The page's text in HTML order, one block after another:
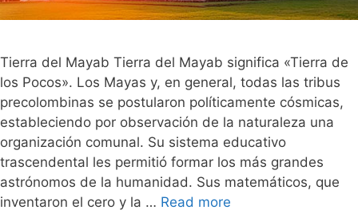
Tierra del Mayab Tierra del Mayab significa «Tierra de
los Pocos». Los Mayas y, en general, todas las tribus
precolombinas se postularon políticamente cósmicas,
estableciendo por observación de la naturaleza una
organización comunal. Su sistema educativo
trascendental les permitió formar los más grandes
astrónomos de la humanidad. Sus matemáticos, que
inventaron el cero y la … Read more